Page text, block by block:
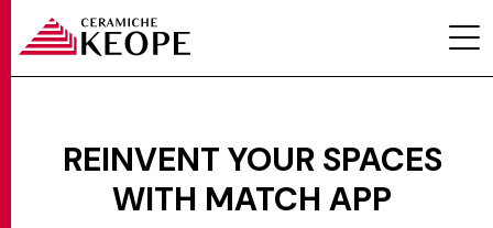
PROJECTS
REINVENT YOUR SPACES
WITH MATCH APP